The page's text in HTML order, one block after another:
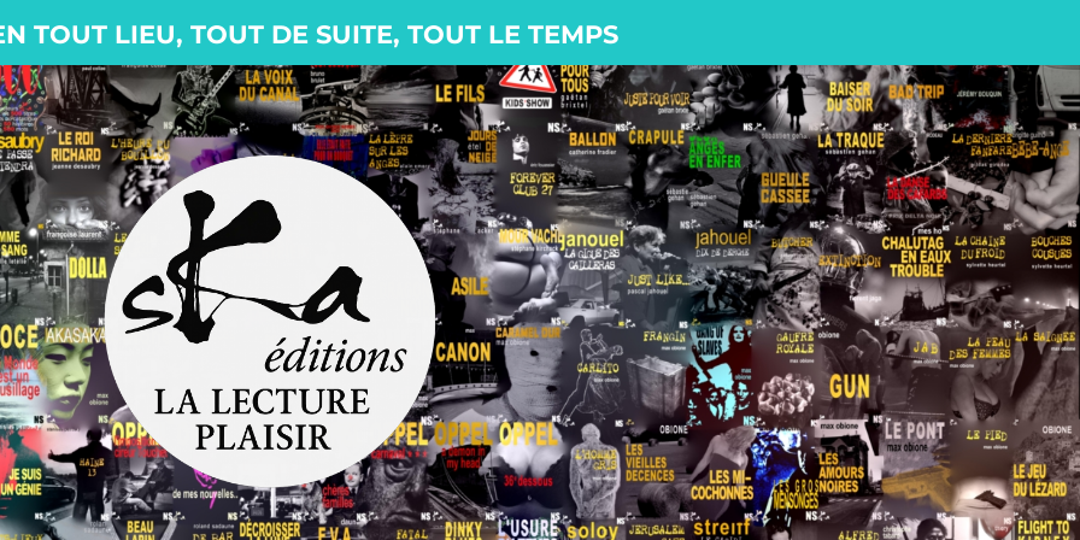
TOUT LIEU, TOUT DE SUITE, TOUT LE TEMPS